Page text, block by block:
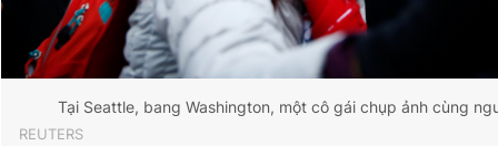
Tại Seattle, bang Washington, một cô gái chụp ảnh cùng
REUTERS